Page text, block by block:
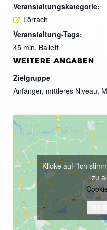
Veranstaltungskategorie:
Lörrach
Veranstaltung-Tags:
45 min, Ballett
WEITERE ANGABEN
Zielgruppe
Anfänger, mittleres Niveau,
Klicke auf "Ich
zu